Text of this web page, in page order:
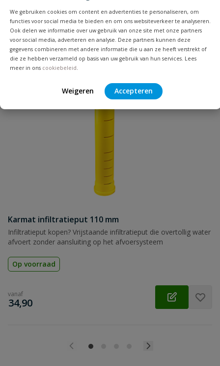
We gebruiken cookies om content en advertenties te personaliseren, om
functies voor social media te bieden en om ons websiteverkeer te analyseren.
Ook delen we informatie over uw gebruik van onze site met onze partners
voor social media, adverteren en analyse. Deze partners kunnen deze
gegevens combineren met andere informatie die u aan ze heeft verstrekt of
die ze hebben verzameld op basis van uw gebruik van hun services. Lees
meer in ons cookiebeleid.
Weigeren Accepteren
Uw waardering:
Beoordeling versturen
Karmat infiltratieput 110 mm
Infiltratieput kopen? Vrijstaande infiltratieput die overtollig water
afvoert zonder aansluiting op het afvoersysteem
Op voorraad
vanaf
€
34,90